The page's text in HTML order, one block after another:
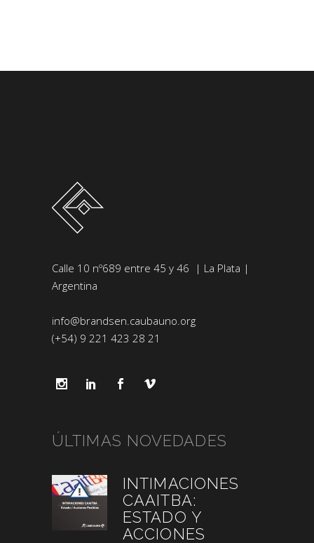
Calle 10 nº689 entre 45 y 46 | La Plata |
Argentina
info@brandsen.caubauno.org
(+54) 9 221 423 28 21
ÚLTIMAS NOVEDADES
INTIMACIONES
CAAITBA:
ESTADO Y
ACCIONES